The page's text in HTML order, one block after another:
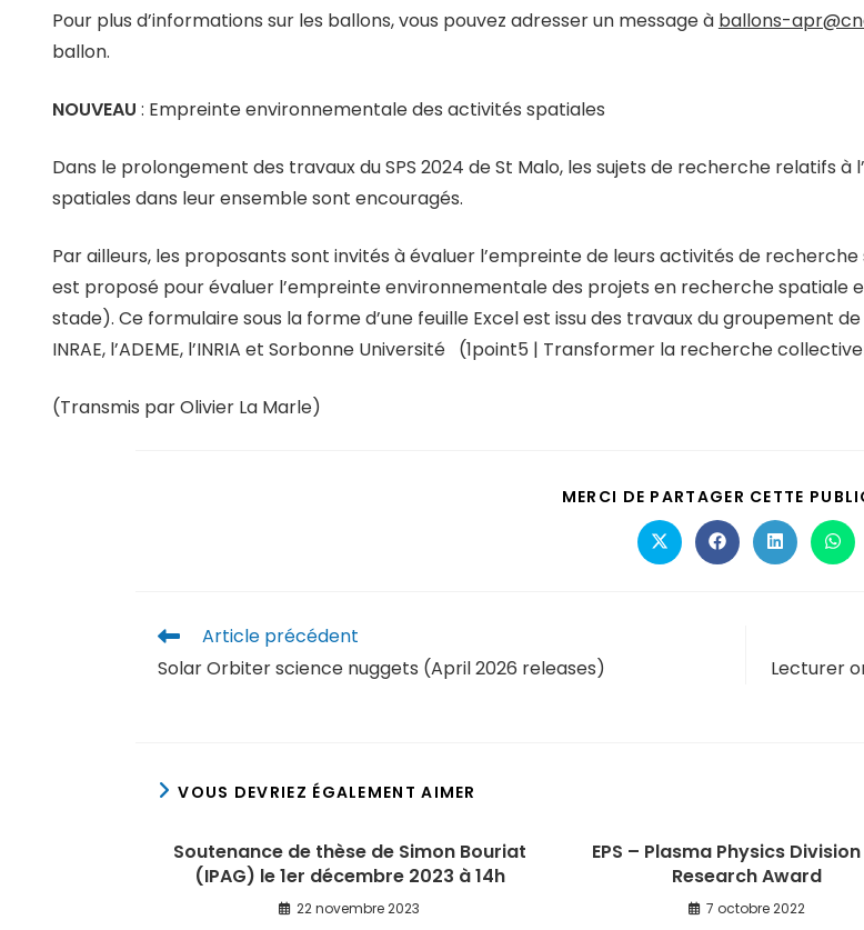
Pour plus d’informations sur les ballons, vous pouvez adresser un message à ballons-
ballon.
NOUVEAU : Empreinte environnementale des activités spatiales
Dans le prolongement des travaux du SPS 2024 de St Malo, les sujets de recherche relatifs
spatiales dans leur ensemble sont encouragés.
Par ailleurs, les proposants sont invités à évaluer l’empreinte de leurs activités de
est proposé pour évaluer l’empreinte environnementale des projets en recherche spatiale
stade). Ce formulaire sous la forme d’une feuille Excel est issu des travaux du groupement
INRAE, l’ADEME, l’INRIA et Sorbonne Université (1point5 | Transformer la recherche
(Transmis par Olivier La Marle)
MERCI DE PARTAGER CETTE
Article précédent
Solar Orbiter science nuggets (April 2026 releases)
Lecturer
VOUS DEVRIEZ ÉGALEMENT AIMER
Soutenance de thèse de Simon Bouriat
(IPAG) le 1er décembre 2023 à 14h
22 novembre 2023
EPS – Plasma Physics Division
Research Award
7 octobre 2022